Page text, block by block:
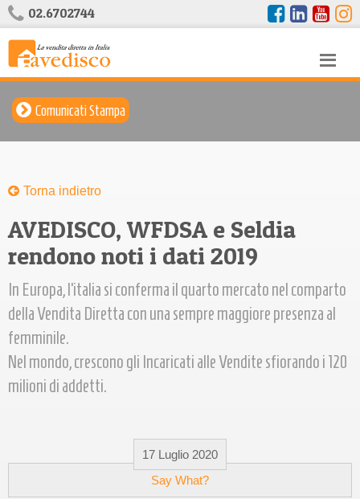
02.6702744
Comunicati Stampa
Torna indietro
AVEDISCO, WFDSA e Seldia
rendono noti i dati 2019
In Europa, l’italia si conferma il quarto mercato nel comparto
della Vendita Diretta con una sempre maggiore presenza al
femminile.
Nel mondo, crescono gli Incaricati alle Vendite sfiorando i 120
milioni di addetti.
17 Luglio 2020
Say What?